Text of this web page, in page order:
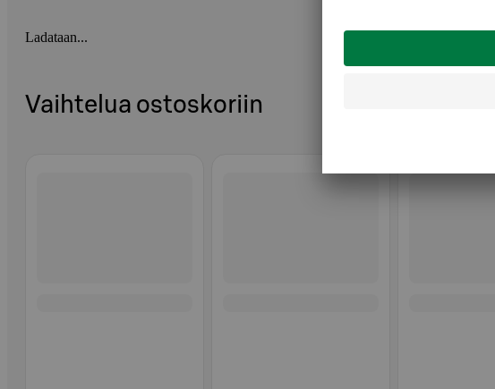
Ladataan...
Vaihtelua ostoskoriin